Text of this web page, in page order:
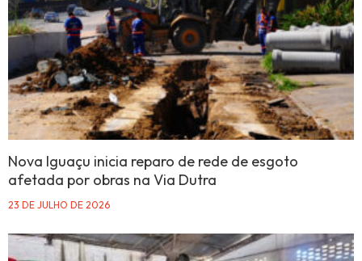
Nova Iguaçu inicia reparo de rede de esgoto
afetada por obras na Via Dutra
23 DE JULHO DE 2026